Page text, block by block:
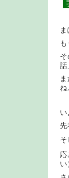
話
ね
い
先
そ
い